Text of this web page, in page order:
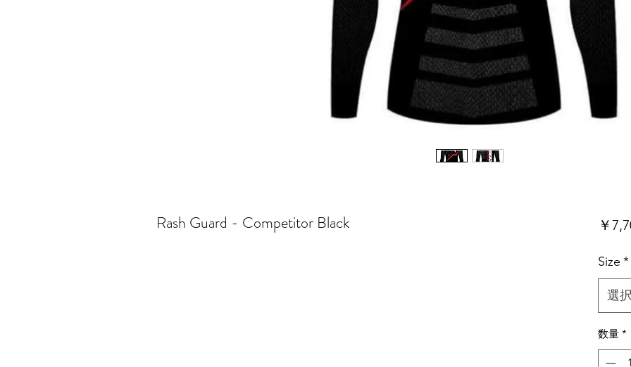
Rash Guard - Competitor Black ￥
Size *
選択
数量 *